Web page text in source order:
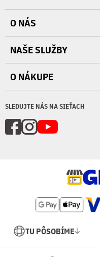
SLEDUJTE NÁS NA SIEŤACH
O NÁS
NAŠE SLUŽBY
O NÁKUPE
TU PÔSOBÍME